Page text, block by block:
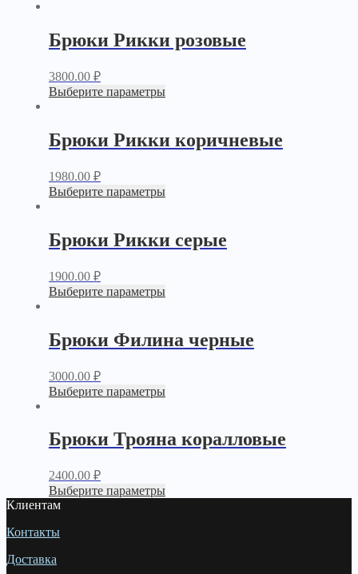
Брюки Рикки розовые
3800.00 ₽
Выберите параметры
Брюки Рикки коричневые
1980.00 ₽
Выберите параметры
Брюки Рикки серые
1900.00 ₽
Выберите параметры
Брюки Филина черные
3000.00 ₽
Выберите параметры
Брюки Трояна коралловые
2400.00 ₽
Выберите параметры
Клиентам
Контакты
Доставка